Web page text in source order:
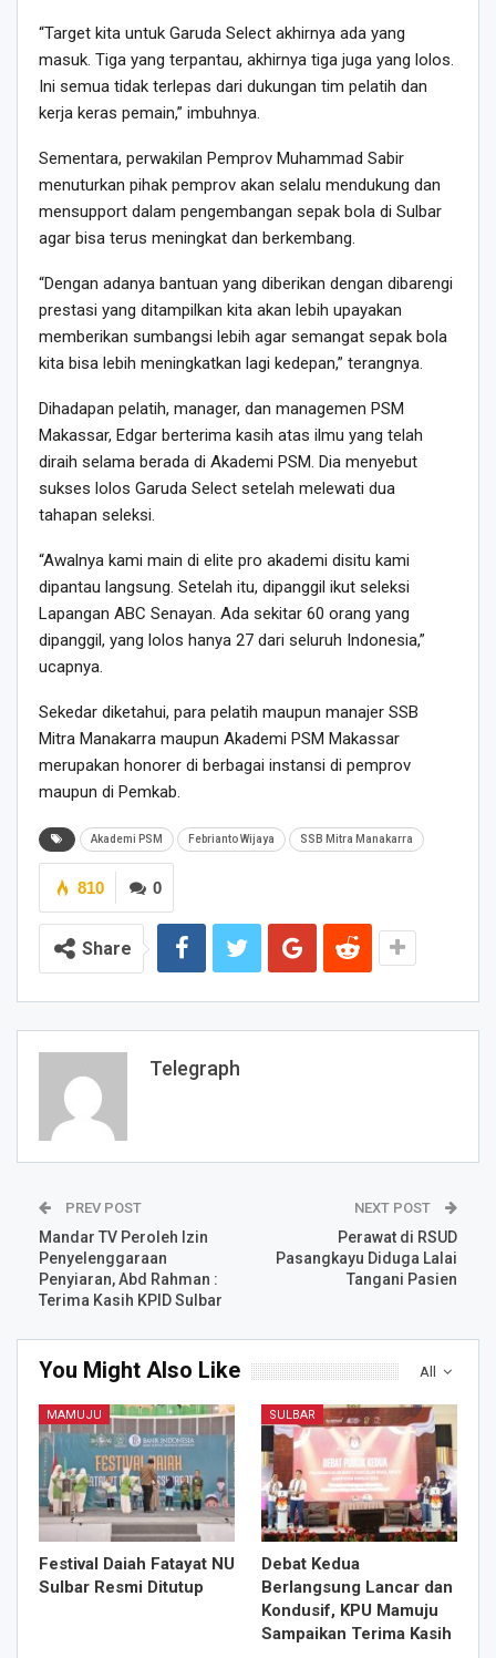
“Target kita untuk Garuda Select akhirnya ada yang
masuk. Tiga yang terpantau, akhirnya tiga juga yang lolos.
Ini semua tidak terlepas dari dukungan tim pelatih dan
kerja keras pemain,” imbuhnya.
Sementara, perwakilan Pemprov Muhammad Sabir
menuturkan pihak pemprov akan selalu mendukung dan
mensupport dalam pengembangan sepak bola di Sulbar
agar bisa terus meningkat dan berkembang.
“Dengan adanya bantuan yang diberikan dengan dibarengi
prestasi yang ditampilkan kita akan lebih upayakan
memberikan sumbangsi lebih agar semangat sepak bola
kita bisa lebih meningkatkan lagi kedepan,” terangnya.
Dihadapan pelatih, manager, dan managemen PSM
Makassar, Edgar berterima kasih atas ilmu yang telah
diraih selama berada di Akademi PSM. Dia menyebut
sukses lolos Garuda Select setelah melewati dua
tahapan seleksi.
“Awalnya kami main di elite pro akademi disitu kami
dipantau langsung. Setelah itu, dipanggil ikut seleksi
Lapangan ABC Senayan. Ada sekitar 60 orang yang
dipanggil, yang lolos hanya 27 dari seluruh Indonesia,”
ucapnya.
Sekedar diketahui, para pelatih maupun manajer SSB
Mitra Manakarra maupun Akademi PSM Makassar
merupakan honorer di berbagai instansi di pemprov
maupun di Pemkab.
Akademi PSM Febrianto Wijaya SSB Mitra Manakarra
0
810
Share
Telegraph
PREV POST
Mandar TV Peroleh Izin
Penyelenggaraan
Penyiaran, Abd Rahman :
Terima Kasih KPID Sulbar
NEXT POST
Perawat di RSUD
Pasangkayu Diduga Lalai
Tangani Pasien
All
You Might Also Like
MAMUJU
Festival Daiah Fatayat NU
Sulbar Resmi Ditutup
SULBAR
Debat Kedua
Berlangsung Lancar dan
Kondusif, KPU Mamuju
Sampaikan Terima Kasih